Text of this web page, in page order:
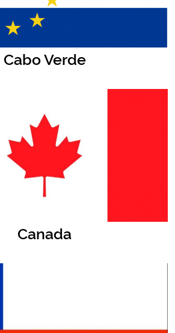
Cabo Verde
Canada